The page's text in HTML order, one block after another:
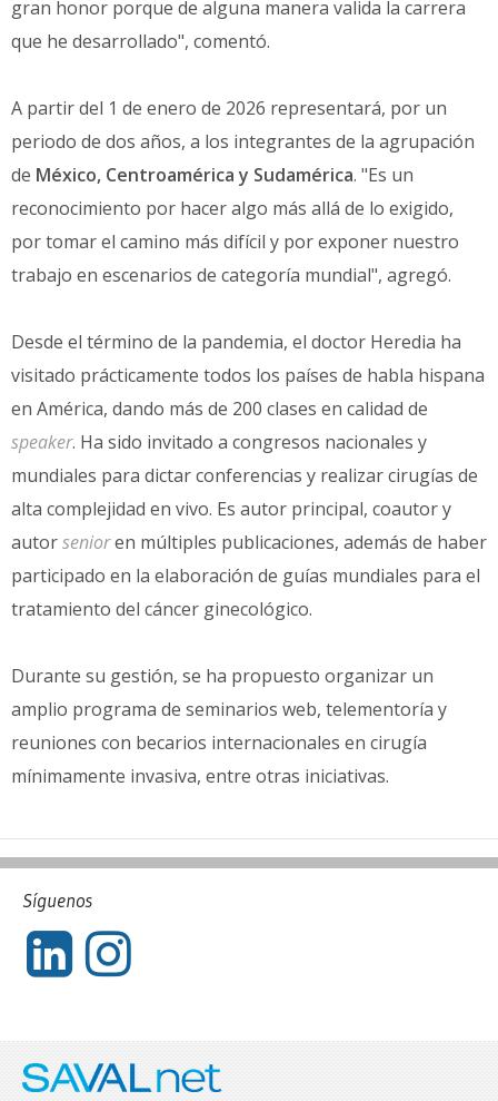
gran honor porque de alguna manera valida la carrera
que he desarrollado", comentó.
A partir del 1 de enero de 2026 representará, por un
periodo de dos años, a los integrantes de la agrupación
de México, Centroamérica y Sudamérica. "Es un
reconocimiento por hacer algo más allá de lo exigido,
por tomar el camino más difícil y por exponer nuestro
trabajo en escenarios de categoría mundial", agregó.
Desde el término de la pandemia, el doctor Heredia ha
visitado prácticamente todos los países de habla hispana
en América, dando más de 200 clases en calidad de
speaker. Ha sido invitado a congresos nacionales y
mundiales para dictar conferencias y realizar cirugías de
alta complejidad en vivo. Es autor principal, coautor y
autorsenioren múltiples publicaciones, además de haber
participado en la elaboración de guías mundiales para el
tratamiento del cáncer ginecológico.
Durante su gestión, se ha propuesto organizar un
amplio programa de seminarios web, telementoría y
reuniones con becarios internacionales en cirugía
mínimamente invasiva, entre otras iniciativas.
Síguenos